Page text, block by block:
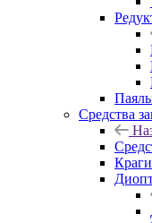
Средства